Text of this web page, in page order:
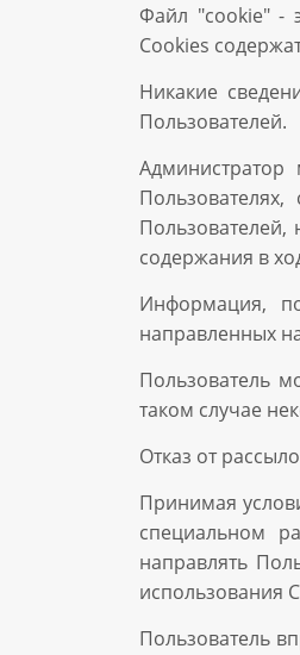
Файл "cookie" -
Cookies
Никакие
Пользователей.
содержания в
Информация,
направленных
Пользователь
таком случае
Отказ от
Принимая
специальном
направлять
использования
Пользователь